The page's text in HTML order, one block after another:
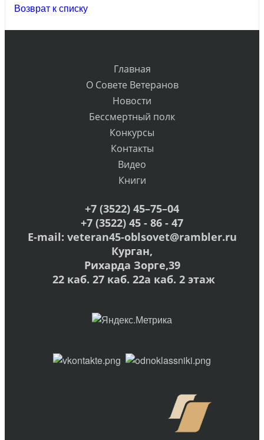
Возврат к списку
Главная
О Совете Ветеранов
Новости
Бессмертный полк
Конкурсы
Контакты
Видео
Книги
+7 (3522) 45–75–04
+7 (3522) 45 - 86 - 47
E-mail: veteran45-oblsovet@rambler.ru
Курган,
Рихарда Зорге,39
22 каб. 27 каб. 22а каб. 2 этаж